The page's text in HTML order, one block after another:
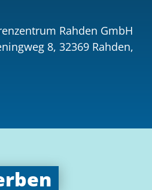
Rahden GmbH
8, 32369 Rahden,